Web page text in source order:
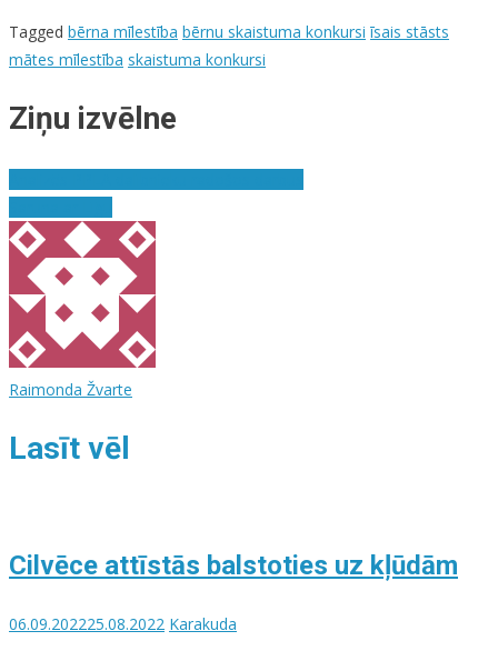
Tagged bērna mīlestība bērnu skaistuma konkursi īsais stāsts
mātes mīlestība skaistuma konkursi
Ziņu izvēlne
Raimonda Žvarte
Lasīt vēl
Cilvēce attīstās balstoties uz kļūdām
06.09.202225.08.2022 Karakuda